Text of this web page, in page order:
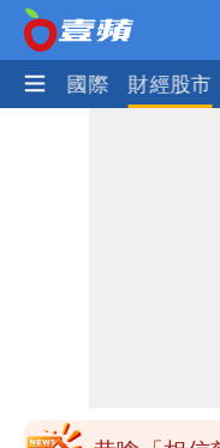
社會 國際 財經股市
BNT採購